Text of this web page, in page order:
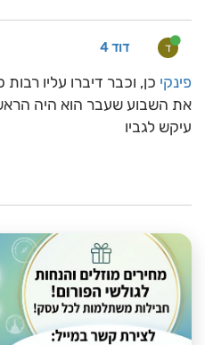
ד דוד 4
פינקי כן, וכבר דיברו עליו
את השבוע שעבר הוא היה
עיקש לגביו